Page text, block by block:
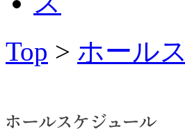
Top > ホール